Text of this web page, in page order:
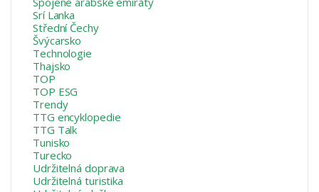
Srí Lanka
Střední Čechy
Švýcarsko
Technologie
Thajsko
TOP
TOP ESG
Trendy
TTG encyklopedie
TTG Talk
Tunisko
Turecko
Udržitelná doprava
Udržitelná turistika